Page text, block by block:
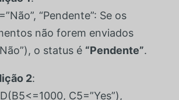
“Pendente”: Se os
não forem enviados
), o status é “Pendente”.
2:
C5=”Yes”),